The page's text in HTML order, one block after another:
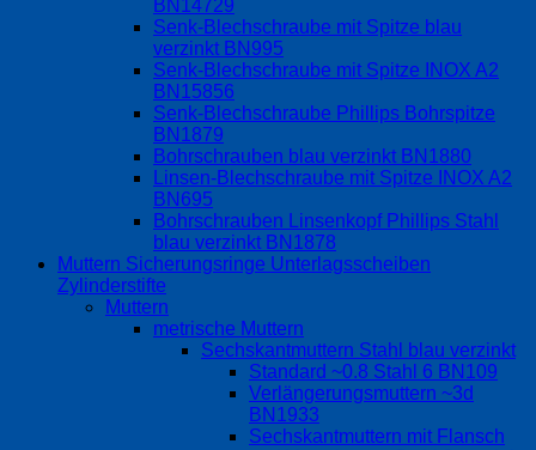
BN14729
Senk-Blechschraube mit Spitze blau
verzinkt BN995
Senk-Blechschraube mit Spitze INOX A2
BN15856
Senk-Blechschraube Phillips Bohrspitze
BN1879
Bohrschrauben blau verzinkt BN1880
Linsen-Blechschraube mit Spitze INOX A2
BN695
Bohrschrauben Linsenkopf Phillips Stahl
blau verzinkt BN1878
Muttern Sicherungsringe Unterlagsscheiben
Zylinderstifte
Muttern
metrische Muttern
Sechskantmuttern Stahl blau verzinkt
Standard ~0.8 Stahl 6 BN109
Verlängerungsmuttern ~3d
BN1933
Sechskantmuttern mit Flansch